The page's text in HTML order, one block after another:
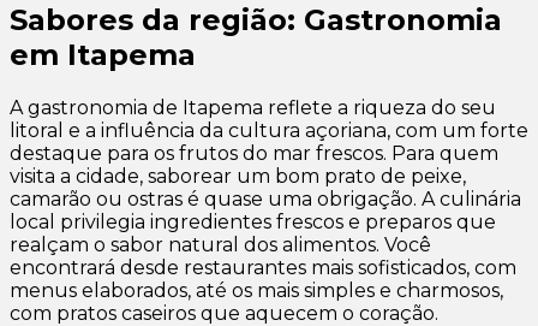
Sabores da região: Gastronomia
em Itapema
A gastronomia de Itapema reflete a riqueza do seu
litoral e a influência da cultura açoriana, com um forte
destaque para os frutos do mar frescos. Para quem
visita a cidade, saborear um bom prato de peixe,
camarão ou ostras é quase uma obrigação. A culinária
local privilegia ingredientes frescos e preparos que
realçam o sabor natural dos alimentos. Você
encontrará desde restaurantes mais sofisticados, com
menus elaborados, até os mais simples e charmosos,
com pratos caseiros que aquecem o coração.